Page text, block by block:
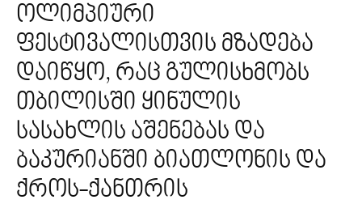
ოლიმპიური
ფესტივალისთვის მზადება
დაიწყო, რაც გულისხმობს
თბილისში ყინულის
სასახლის აშენებას და
ბაკურიანში ბიათლონის და
ქროს-ქანთრის